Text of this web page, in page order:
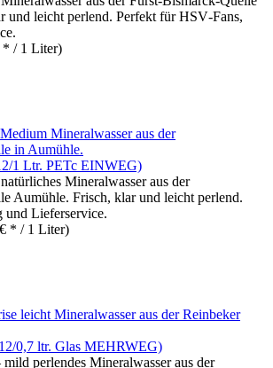
und leicht perlend. Perfekt für HSV‑Fans,
* / 1 Liter)
1 Ltr. PETc EINWEG)
Mineralwasser aus der
Aumühle. Frisch, klar und leicht perlend.
Lieferservice.
* / 1 Liter)
0,7 ltr. Glas MEHRWEG)
perlendes Mineralwasser aus der